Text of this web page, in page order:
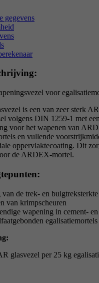
gegevens
voor
is een van zeer sterk
volgens DIN 1259-1 met
voor het wapenen van
en vullende
oppervlaktecoating. Dit
de ARDEX-mortel.
de trek- en
van krimpscheuren
wapening in cement- en
egalisatiemortels
glasvezel per 25 kg
(_GRECAPTCHA), wenn es
Risikoanalyse ausgeführt wird.